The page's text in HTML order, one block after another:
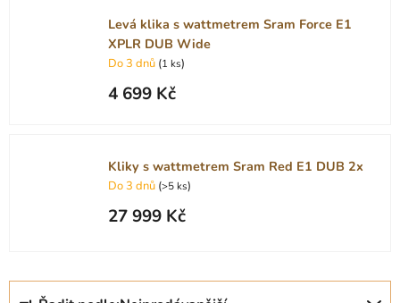
Levá klika s wattmetrem Sram Force E1
XPLR DUB Wide
Do 3 dnů (1 ks)
4 699 Kč
Kliky s wattmetrem Sram Red E1 DUB 2x
Do 3 dnů (>5 ks)
27 999 Kč
Ř